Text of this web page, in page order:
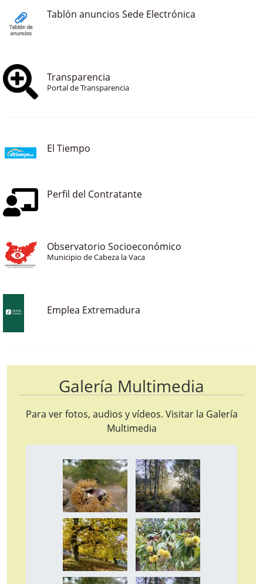
Tablón anuncios Sede Electrónica
Transparencia
Portal de Transparencia
El Tiempo
Perfil del Contratante
Observatorio Socioeconómico
Municipio de Cabeza la Vaca
Emplea Extremadura
Galería Multimedia
Para ver fotos, audios y vídeos. Visitar la Galería
Multimedia